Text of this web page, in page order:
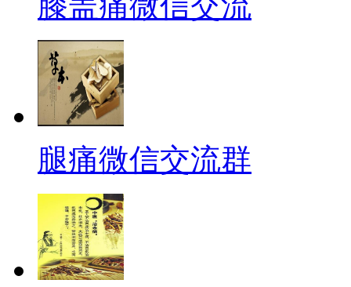
腿痛微信交流群